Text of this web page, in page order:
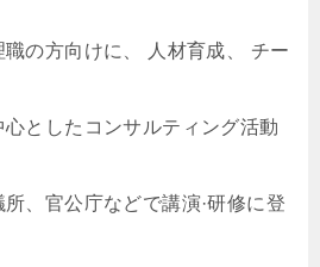
の方向けに、 人材育成、 チー
としたコンサルティング活動
、官公庁などで講演·研修に登